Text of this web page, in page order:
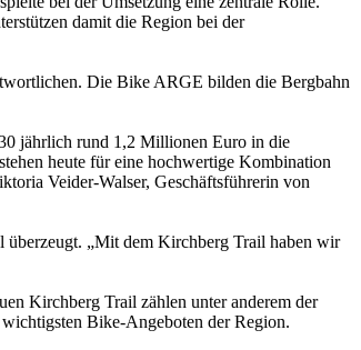
damit die Region bei der
Die Bike ARGE bilden die Bergbahn
jährlich rund 1,2 Millionen Euro in die
heute für eine hochwertige Kombination
Veider-Walser, Geschäftsführerin von
überzeugt. „Mit dem Kirchberg Trail haben wir
Kirchberg Trail zählen unter anderem der
Bike-Angeboten der Region.